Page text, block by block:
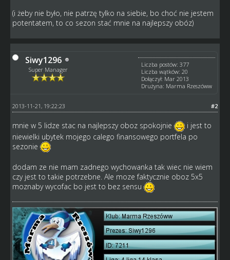
(i żeby nie było, nie patrzę tylko na siebie, bo choć nie jestem
potentatem, to co sezon stać mnie na najlepszy obóz)
Siwy1296
Super Manager
Liczba postów: 377
Liczba wątków: 20
Dołączył: Mar 2013
Drużyna: Marma Rzeszóww
#2
2013-11-21, 19:22:23
mnie w 5 lidze stac na najlepszy oboz spokojnie
i jest to
niewielki ubytek mojego calego finansowego portfela po
sezonie
dodam ze nie mam zadnego wychowanka tak wiec nie wiem
czy jest to takie potrzebne. Ale moze faktycznie oboz 5x5
moznaby wycofac bo jest to bez sensu